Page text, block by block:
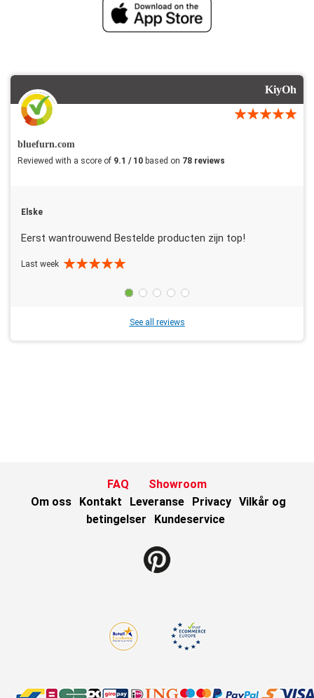
KiyOh
bluefurn.com
Reviewed with a score of 9.1 / 10 based on 78 reviews
Elske
Eerst wantrouwend Bestelde producten zijn top!
Last week
See all reviews
FAQ
Showroom
Om oss
Kontakt Leveranse Privacy Vilkår og
betingelser
Kundeservice